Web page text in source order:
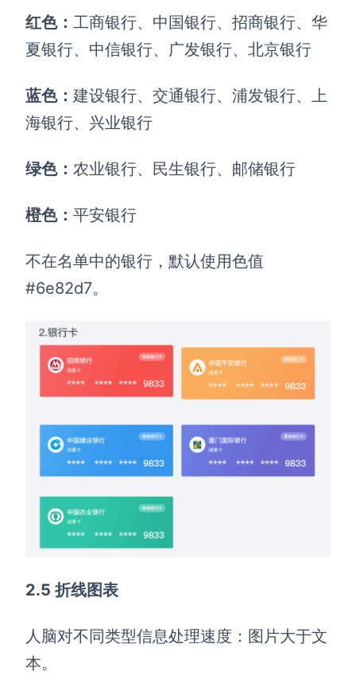
红色： 工商银行、中国银行、招商银行、华
夏银行、中信银行、广发银行、北京银行
蓝色： 建设银行、交通银行、浦发银行、上
海银行、兴业银行
绿色： 农业银行、民生银行、邮储银行
橙色： 平安银行
不在名单中的银行，默认使用色值
#6e82d7。
2.5 折线图表
人脑对不同类型信息处理速度：图片大于文
本。